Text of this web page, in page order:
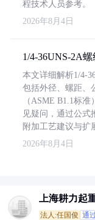
程技术人员参考。
2026年8月4日
1/4-36UNS-2A
本文详细解析1/4-
包括外径、螺距、
（ASME B1.1标
见疑问，通过公式
附加工艺建议与扩
2026年8月4日
上海耕力起
法人:任国俊 通